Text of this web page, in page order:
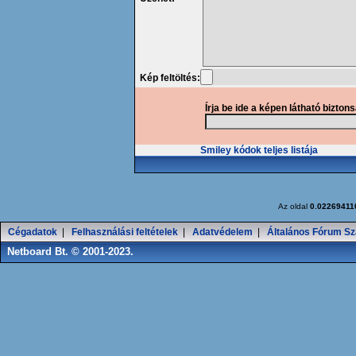
Kép feltöltés:
Írja be ide a képen látható
Smiley kódok teljes listája
Az oldal
Cégadatok Felhasználási feltételek Adatvédelem Általános Fórum
Netboard Bt. © 2001-2023.